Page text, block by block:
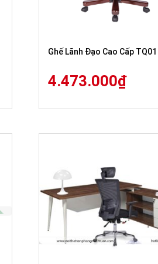
Ghế Lãnh Đạo Cao Cấp TQ01
4.473.000₫